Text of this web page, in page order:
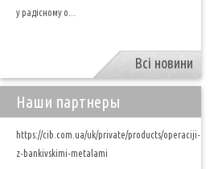
у радісному о...
Всі новини
Наши партнеры
https://cib.com.ua/uk/private/products/operaciji-
z-bankivskimi-metalami